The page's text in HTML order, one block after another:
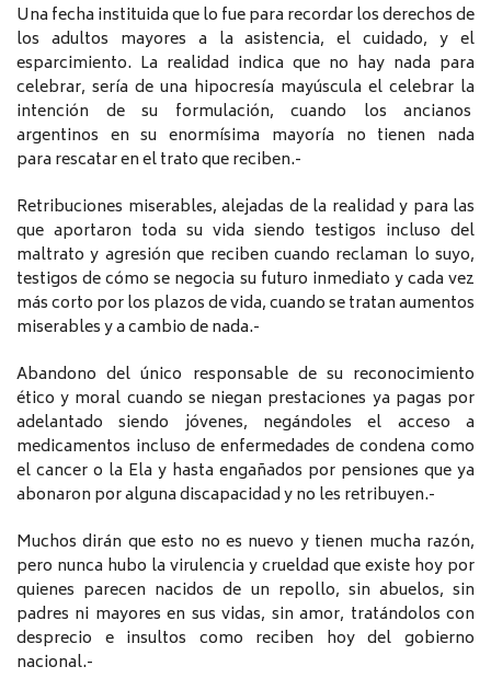
Una fecha instituida que lo fue para recordar los derechos de
los adultos mayores a la asistencia, el cuidado, y el
esparcimiento. La realidad indica que no hay nada para
celebrar, sería de una hipocresía mayúscula el celebrar la
intención de su formulación, cuando los ancianos
argentinos en su enormísima mayoría no tienen nada
para rescatar en el trato que reciben.-
Retribuciones miserables, alejadas de la realidad y para las
que aportaron toda su vida siendo testigos incluso del
maltrato y agresión que reciben cuando reclaman lo suyo,
testigos de cómo se negocia su futuro inmediato y cada vez
más corto por los plazos de vida, cuando se tratan aumentos
miserables y a cambio de nada.-
Abandono del único responsable de su reconocimiento
ético y moral cuando se niegan prestaciones ya pagas por
adelantado siendo jóvenes, negándoles el acceso a
medicamentos incluso de enfermedades de condena como
el cancer o la Ela y hasta engañados por pensiones que ya
abonaron por alguna discapacidad y no les retribuyen.-
Muchos dirán que esto no es nuevo y tienen mucha razón,
pero nunca hubo la virulencia y crueldad que existe hoy por
quienes parecen nacidos de un repollo, sin abuelos, sin
padres ni mayores en sus vidas, sin amor, tratándolos con
desprecio e insultos como reciben hoy del gobierno
nacional.-